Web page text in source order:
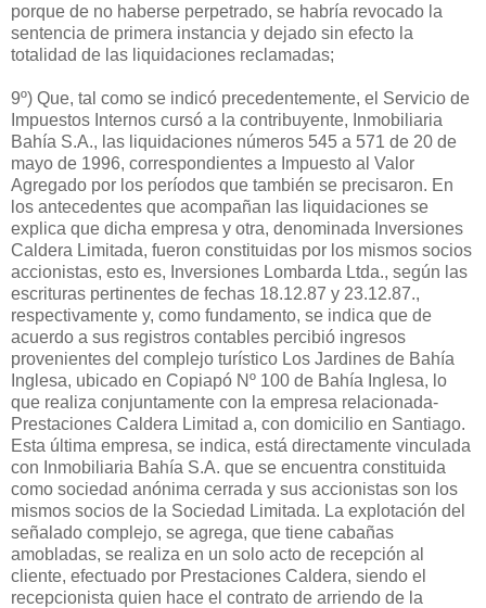
porque de no haberse perpetrado, se habría revocado la
sentencia de primera instancia y dejado sin efecto la
totalidad de las liquidaciones reclamadas;
9º) Que, tal como se indicó precedentemente, el Servicio de
Impuestos Internos cursó a la contribuyente, Inmobiliaria
Bahía S.A., las liquidaciones números 545 a 571 de 20 de
mayo de 1996, correspondientes a Impuesto al Valor
Agregado por los períodos que también se precisaron. En
los antecedentes que acompañan las liquidaciones se
explica que dicha empresa y otra, denominada Inversiones
Caldera Limitada, fueron constituidas por los mismos socios
accionistas, esto es, Inversiones Lombarda Ltda., según las
escrituras pertinentes de fechas 18.12.87 y 23.12.87.,
respectivamente y, como fundamento, se indica que de
acuerdo a sus registros contables percibió ingresos
provenientes del complejo turístico Los Jardines de Bahía
Inglesa, ubicado en Copiapó Nº 100 de Bahía Inglesa, lo
que realiza conjuntamente con la empresa relacionada-
Prestaciones Caldera Limitad a, con domicilio en Santiago.
Esta última empresa, se indica, está directamente vinculada
con Inmobiliaria Bahía S.A. que se encuentra constituida
como sociedad anónima cerrada y sus accionistas son los
mismos socios de la Sociedad Limitada. La explotación del
señalado complejo, se agrega, que tiene cabañas
amobladas, se realiza en un solo acto de recepción al
cliente, efectuado por Prestaciones Caldera, siendo el
recepcionista quien hace el contrato de arriendo de la